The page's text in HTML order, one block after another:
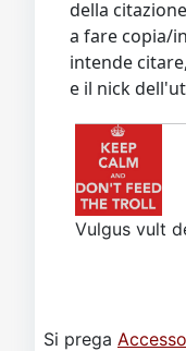
della
a fare copia/
intende
e il nick
Vulgus vult
Si prega Accesso